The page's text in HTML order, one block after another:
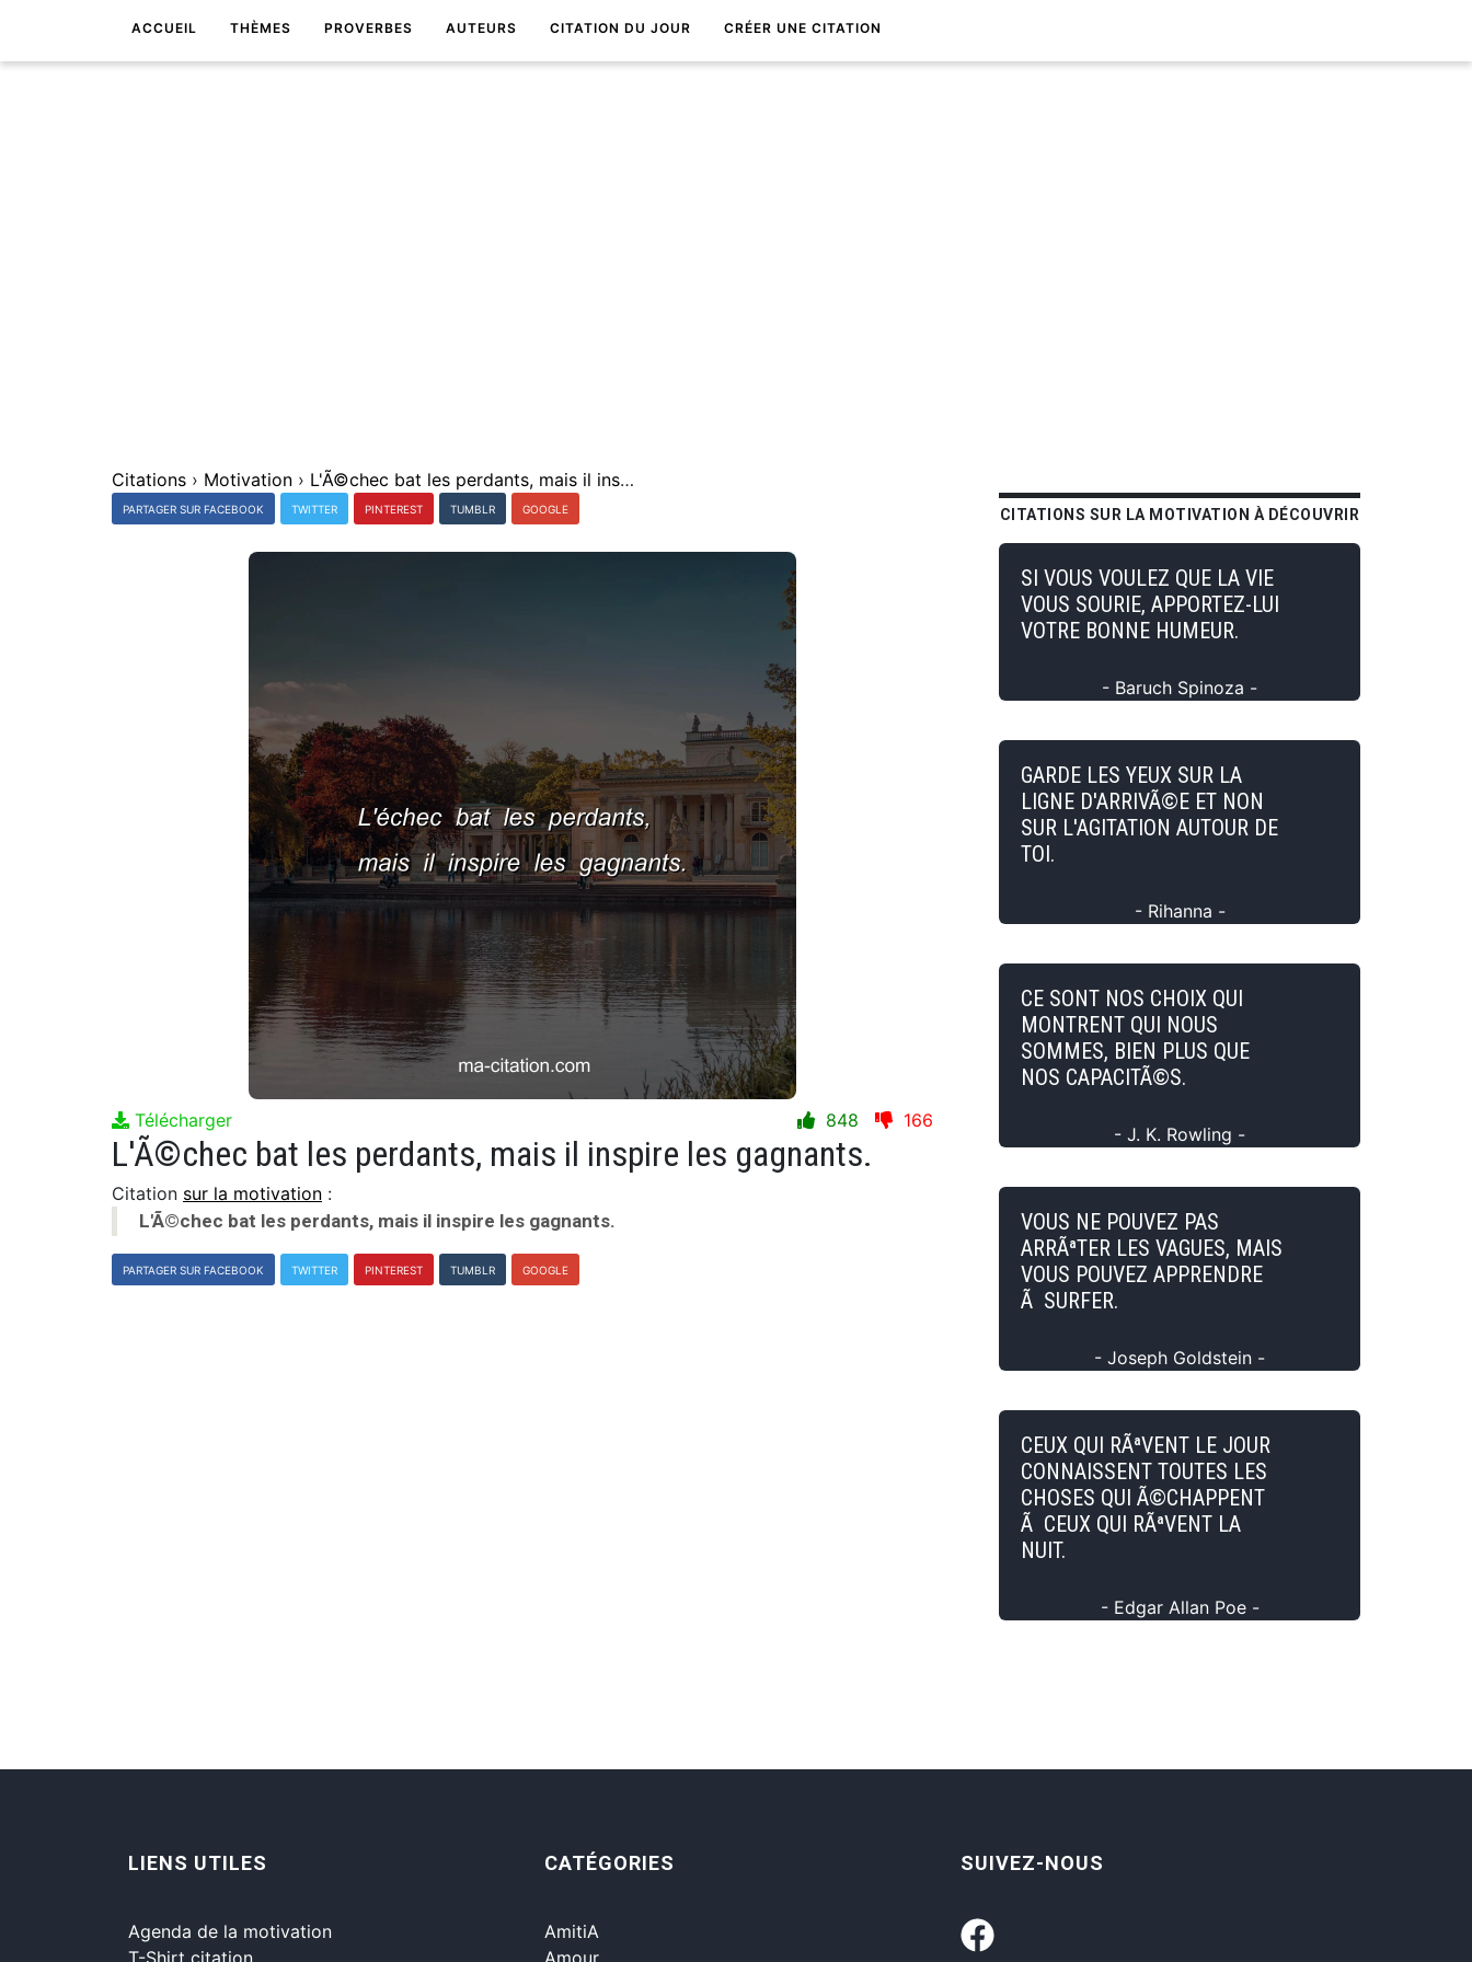
ACCUEIL THÈMES PROVERBES AUTEURS CITATION DU JOUR CRÉER UNE CITATION
Citations › Motivation › L'Ã©chec bat les perdants, mais il inspire les gagnants.
PARTAGER SUR FACEBOOK TWITTER PINTEREST TUMBLR GOOGLE
Télécharger 848 166
L'Ã©chec bat les perdants, mais il inspire les gagnants.
Citation sur la motivation :
L'Ã©chec bat les perdants, mais il inspire les gagnants.
PARTAGER SUR FACEBOOK TWITTER PINTEREST TUMBLR GOOGLE
CITATIONS SUR LA MOTIVATION À DÉCOUVRIR
SI VOUS VOULEZ QUE LA VIE
VOUS SOURIE, APPORTEZ-LUI
VOTRE BONNE HUMEUR.
- Baruch Spinoza -
GARDE LES YEUX SUR LA
LIGNE D'ARRIVÃ©E ET NON
SUR L'AGITATION AUTOUR DE
TOI.
- Rihanna -
CE SONT NOS CHOIX QUI
MONTRENT QUI NOUS
SOMMES, BIEN PLUS QUE
NOS CAPACITÃ©S.
- J. K. Rowling -
VOUS NE POUVEZ PAS
ARRÃªTER LES VAGUES, MAIS
VOUS POUVEZ APPRENDRE
Ã SURFER.
- Joseph Goldstein -
CEUX QUI RÃªVENT LE JOUR
CONNAISSENT TOUTES LES
CHOSES QUI Ã©CHAPPENT
Ã CEUX QUI RÃªVENT LA
NUIT.
- Edgar Allan Poe -
LIENS UTILES
Agenda de la motivation
T-Shirt citation
CATÉGORIES
AmitiA
Amour
SUIVEZ-NOUS